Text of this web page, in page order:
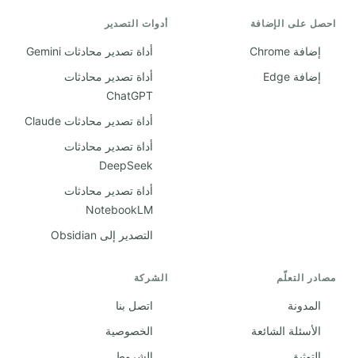
احصل على الإضافة
إضافة Chrome
إضافة Edge
أدوات التصدير
أداة تصدير محادثات Gemini
أداة تصدير محادثات
ChatGPT
أداة تصدير محادثات Claude
أداة تصدير محادثات
DeepSeek
أداة تصدير محادثات
NotebookLM
التصدير إلى Obsidian
مصادر التعلّم
المدونة
الأسئلة الشائعة
الشركة
اتصل بنا
الخصوصية